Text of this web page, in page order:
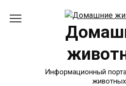
Информационный
животных